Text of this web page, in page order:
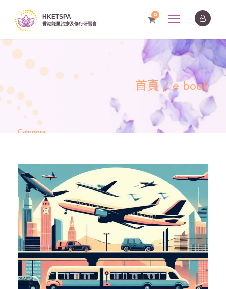
0
Category
首頁/ e book